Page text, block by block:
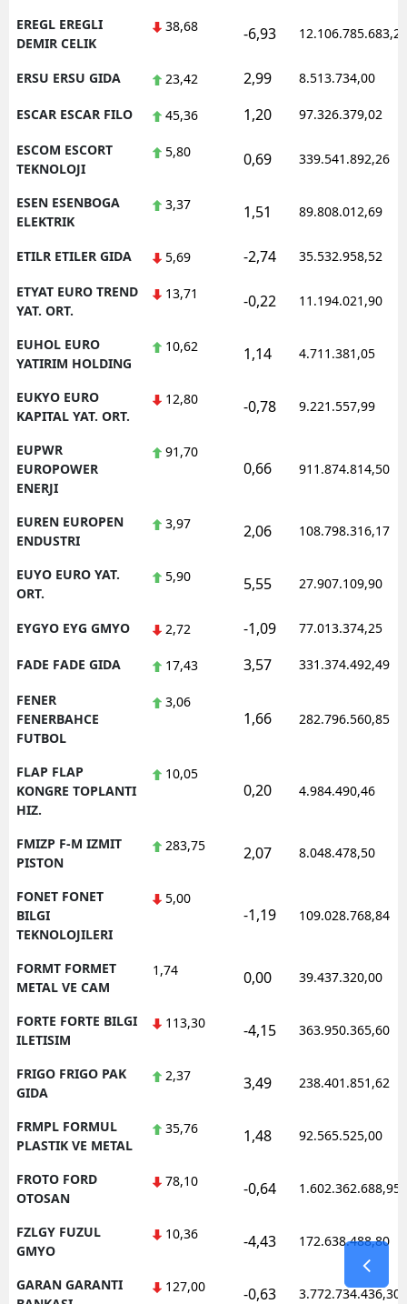
EREGL EREGLI
DEMIR CELIK
38,68 -6,93 12.106.785.683,20
ERSU ERSU GIDA 23,42 2,99 8.513.734,00
ESCAR ESCAR FILO 45,36 1,20 97.326.379,02
ESCOM ESCORT
TEKNOLOJI
5,80 0,69 339.541.892,26
ESEN ESENBOGA
ELEKTRIK
3,37 1,51 89.808.012,69
ETILR ETILER GIDA 5,69 -2,74 35.532.958,52
ETYAT EURO TREND
YAT. ORT.
13,71 -0,22 11.194.021,90
EUHOL EURO
YATIRIM HOLDING
10,62 1,14 4.711.381,05
EUKYO EURO
KAPITAL YAT. ORT.
12,80 -0,78 9.221.557,99
EUPWR
EUROPOWER
ENERJI
91,70
0,66 911.874.814,50
EUREN EUROPEN
ENDUSTRI
3,97 2,06 108.798.316,17
EUYO EURO YAT.
ORT.
5,90 5,55 27.907.109,90
EYGYO EYG GMYO 2,72 -1,09 77.013.374,25
FADE FADE GIDA 17,43 3,57 331.374.492,49
FENER
FENERBAHCE
FUTBOL
3,06
1,66 282.796.560,85
FLAP FLAP
KONGRE TOPLANTI
HIZ.
10,05
0,20 4.984.490,46
FMIZP F-M IZMIT
PISTON
283,75 2,07 8.048.478,50
FONET FONET
BILGI
TEKNOLOJILERI
5,00
-1,19 109.028.768,84
FORMT FORMET
METAL VE CAM
1,74 0,00 39.437.320,00
FORTE FORTE BILGI
ILETISIM
113,30 -4,15 363.950.365,60
FRIGO FRIGO PAK
GIDA
2,37 3,49 238.401.851,62
FRMPL FORMUL
PLASTIK VE METAL
35,76 1,48 92.565.525,00
FROTO FORD
OTOSAN
78,10 -0,64 1.602.362.688,95
FZLGY FUZUL
GMYO
10,36 -4,43 172.638.488,80
GARAN GARANTI
127,00 -0,63 3.772.734.436,30